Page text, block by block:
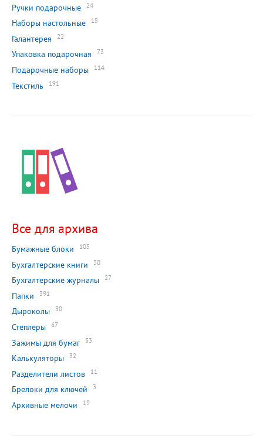
Ручки подарочные 24
Наборы настольные 15
Галантерея 22
Упаковка подарочная 73
Подарочные наборы 114
Текстиль 191
Все для архива
Бумажные блоки 105
Бухгалтерские книги 30
Бухгалтерские журналы 27
Папки 391
Дыроколы 30
Степлеры 67
Зажимы для бумаг 33
Калькуляторы 32
Разделители листов 11
Брелоки для ключей 3
Архивные мелочи 19